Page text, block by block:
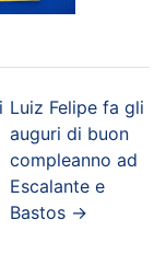
Luiz Felipe fa gli
auguri di buon
compleanno ad
Escalante e
Bastos →